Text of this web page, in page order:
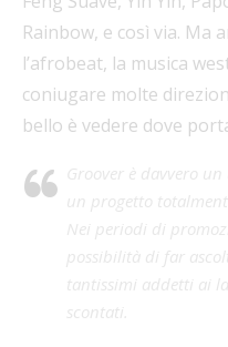
Rainbow, e così via. Ma
l’afrobeat, la musica
coniugare molte
bello è vedere dove
Groover è davvero
un progetto
Nei periodi di
possibilità di far
tantissimi addetti ai
scontati.